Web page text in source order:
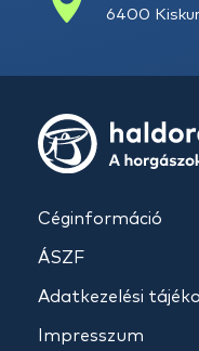
6400
Céginformáció
ÁSZF
Adatkezelési
Impresszum